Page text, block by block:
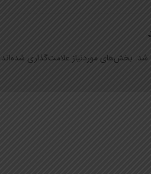
شد. بخش‌های موردنیاز علامت‌گذاری شده‌اند